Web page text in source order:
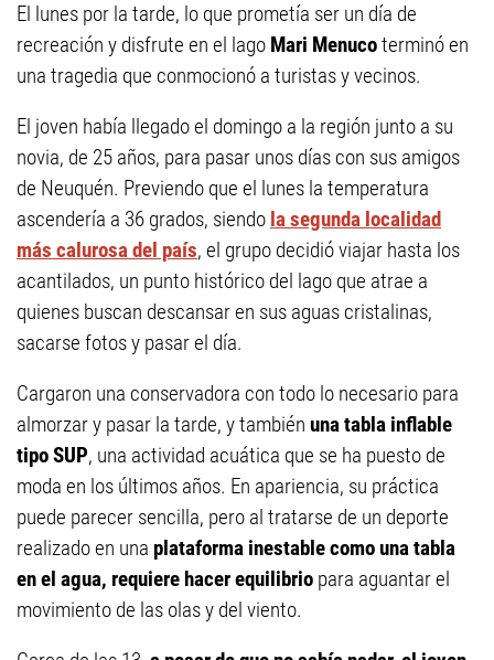
El lunes por la tarde, lo que prometía ser un día de
recreación y disfrute en el lago Mari Menucoterminó en
una tragedia que conmocionó a turistas y vecinos.
El joven había llegado el domingo a la región junto a su
novia, de 25 años, para pasar unos días con sus amigos
de Neuquén. Previendo que el lunes la temperatura
ascendería a 36 grados, siendo la segunda localidad
más calurosa del país, el grupo decidió viajar hasta los
acantilados, un punto histórico del lago que atrae a
quienes buscan descansar en sus aguas cristalinas,
sacarse fotos y pasar el día.
Cargaron una conservadora con todo lo necesario para
almorzar y pasar la tarde, y también una tabla inflable
tipo SUP, una actividad acuática que se ha puesto de
moda en los últimos años. En apariencia, su práctica
puede parecer sencilla, pero al tratarse de un deporte
realizado en una plataforma inestable como una tabla
en el agua, requiere hacer equilibrio para aguantar el
movimiento de las olas y del viento.